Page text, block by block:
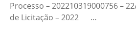
Processo – 202210319000756 –
de Licitação – 2022 …